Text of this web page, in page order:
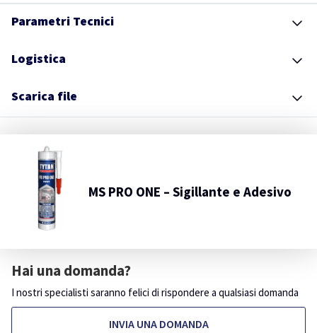
Parametri Tecnici
Logistica
Scarica file
MS PRO ONE – Sigillante e Adesivo
Hai una domanda?
I nostri specialisti saranno felici di rispondere a qualsiasi domanda
INVIA UNA DOMANDA